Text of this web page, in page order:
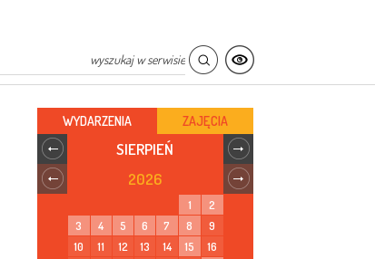
WYDARZENIA ZAJĘCIA
SIERPIEŃ
2026
1
2
3
4 5 6 7 8
9
10
11 12 13 14 15
16